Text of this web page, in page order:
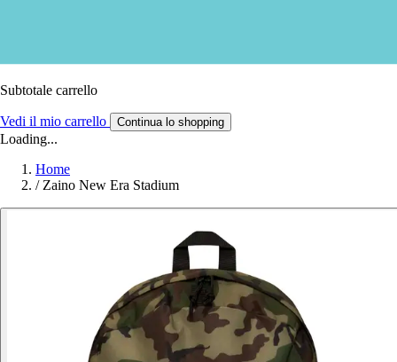
Subtotale carrello
Vedi il mio carrello Continua lo shopping
Loading...
Home
/ Zaino New Era Stadium